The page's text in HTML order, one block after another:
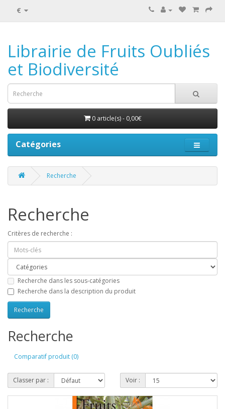
€
Librairie de Fruits Oubliés
et Biodiversité
0 article(s) - 0,00€
Catégories
Recherche
Recherche
Critères de recherche :
Recherche dans les sous-catégories
Recherche dans la description du produit
Recherche
Comparatif produit (0)
Classer par : Voir :